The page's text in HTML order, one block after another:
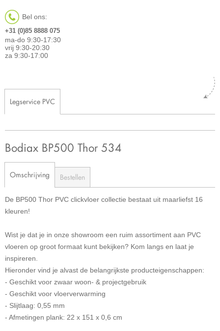
Bel ons:
+31 (0)85 8888 075
ma-do 9:30-17:30
vrij 9:30-20:30
za 9:30-17:00
Legservice PVC
Bodiax BP500 Thor 534
Omschrijving Bestellen
De BP500 Thor PVC clickvloer collectie bestaat uit maarliefst 16
kleuren!
Wist je dat je in onze showroom een ruim assortiment aan PVC
vloeren op groot formaat kunt bekijken? Kom langs en laat je
inspireren.
Hieronder vind je alvast de belangrijkste producteigenschappen:
- Geschikt voor zwaar woon- & projectgebruik
- Geschikt voor vloerverwarming
- Slijtlaag: 0,55 mm
- Afmetingen plank: 22 x 151 x 0,6 cm